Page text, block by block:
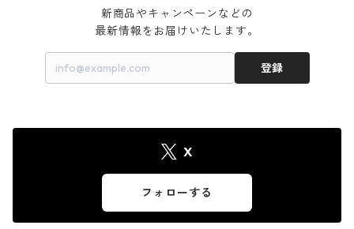
新商品やキャンペーンなどの
最新情報をお届けいたします。
登録
X
フォローする